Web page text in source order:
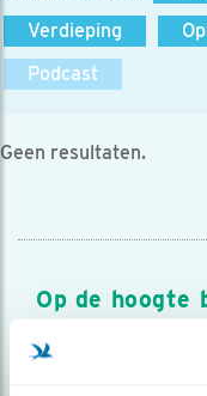
Verdieping
Podcast
Geen resultaten.
Op de hoogte
Meld je aan en
over vogels en